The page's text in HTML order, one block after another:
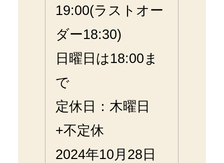
19:00(ラストオー
ダー18:30)
日曜日は18:00ま
で
定休日：木曜日
+不定休
2024年10月28日